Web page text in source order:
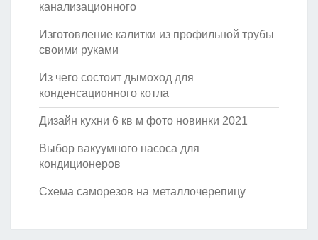
канализационного
Изготовление калитки из профильной трубы
своими руками
Из чего состоит дымоход для
конденсационного котла
Дизайн кухни 6 кв м фото новинки 2021
Выбор вакуумного насоса для
кондиционеров
Схема саморезов на металлочерепицу